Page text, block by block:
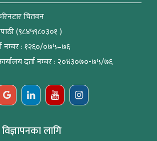
चितवन
(९८४५९८०३०१ )
नम्बर : १२६०/०७५–७६
दर्ता नम्बर : २०४३०७०-७५/७६
लागि